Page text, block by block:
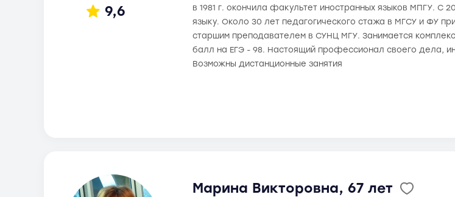
9,6
в 1981 г. окончила факультет иностранных языков МПГУ. С
языку. Около 30 лет педагогического стажа в МГСУ и ФУ
старшим преподавателем в СУНЦ МГУ. Занимается
балл на ЕГЭ - 98. Настоящий профессионал своего дела,
Возможны дистанционные занятия
Марина Викторовна, 67 лет